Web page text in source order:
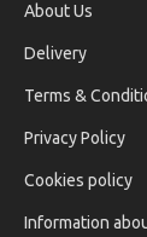
About Us
Delivery
Terms &
Privacy Policy
Cookies policy
Information